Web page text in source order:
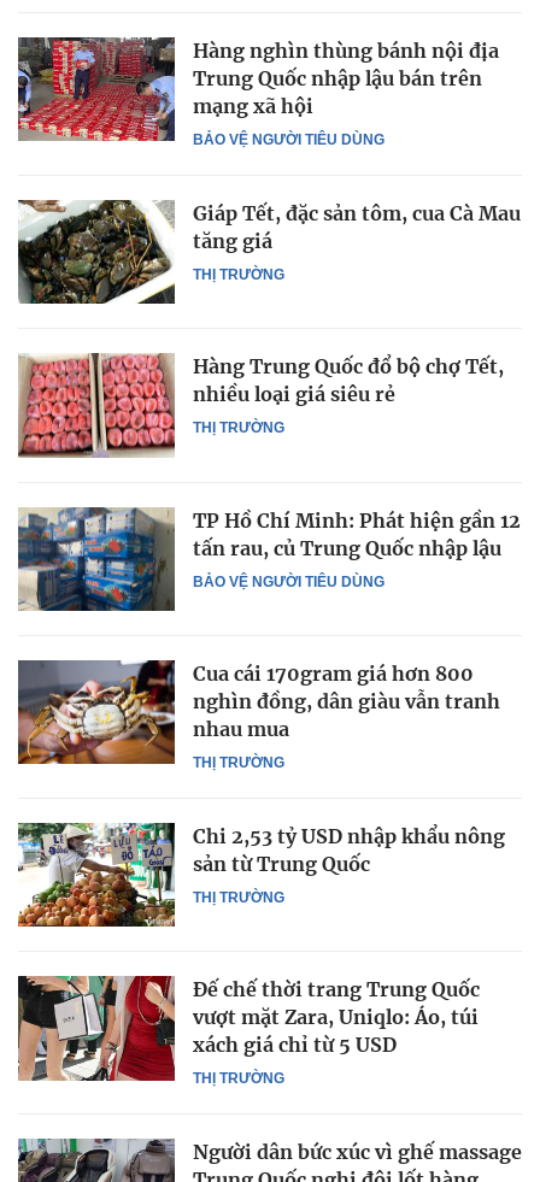
BẢO VỆ NGƯỜI TIÊU DÙNG
Hàng nghìn thùng bánh nội địa
Trung Quốc nhập lậu bán trên
mạng xã hội
THỊ TRƯỜNG
Giáp Tết, đặc sản tôm, cua Cà Mau
tăng giá
THỊ TRƯỜNG
Hàng Trung Quốc đổ bộ chợ Tết,
nhiều loại giá siêu rẻ
BẢO VỆ NGƯỜI TIÊU DÙNG
TP Hồ Chí Minh: Phát hiện gần 12
tấn rau, củ Trung Quốc nhập lậu
THỊ TRƯỜNG
Cua cái 170gram giá hơn 800
nghìn đồng, dân giàu vẫn tranh
nhau mua
THỊ TRƯỜNG
Chi 2,53 tỷ USD nhập khẩu nông
sản từ Trung Quốc
THỊ TRƯỜNG
Đế chế thời trang Trung Quốc
vượt mặt Zara, Uniqlo: Áo, túi
xách giá chỉ từ 5 USD
Người dân bức xúc vì ghế massage